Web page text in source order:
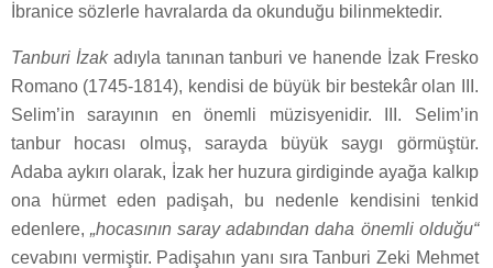
İbranice sözlerle havralarda da okunduğu bilinmektedir.
Tanburi İzakadıyla tanınan tanburi ve hanende İzak Fresko
Romano (1745-1814), kendisi de büyük bir bestekâr olan III.
Selim’in sarayının en önemli müzisyenidir. III. Selim’in
tanbur hocası olmuş, sarayda büyük saygı görmüştür.
Adaba aykırı olarak, İzak her huzura girdiginde ayağa kalkıp
ona hürmet eden padişah, bu nedenle kendisini tenkid
edenlere,„hocasının saray adabından daha önemli olduğu“
cevabını vermiştir. Padişahın yanı sıra Tanburi Zeki Mehmet